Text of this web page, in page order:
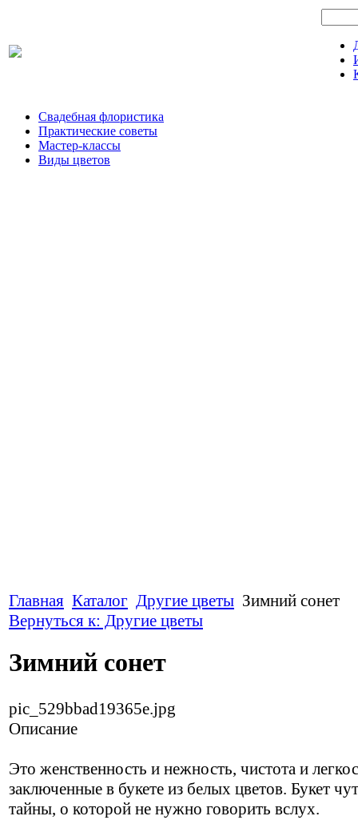
Свадебная флористика
Практические советы
Мастер-классы
Виды цветов
Главная Каталог Другие цветы Зимний сонет
Вернуться к: Другие цветы
Зимний сонет
pic_529bbad19365e.jpg
Описание
Это женственность и нежность, чистота и
заключенные в букете из белых цветов. Букет
тайны, о которой не нужно говорить вслух.